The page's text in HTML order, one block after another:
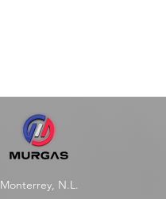
Monterrey, N.L.